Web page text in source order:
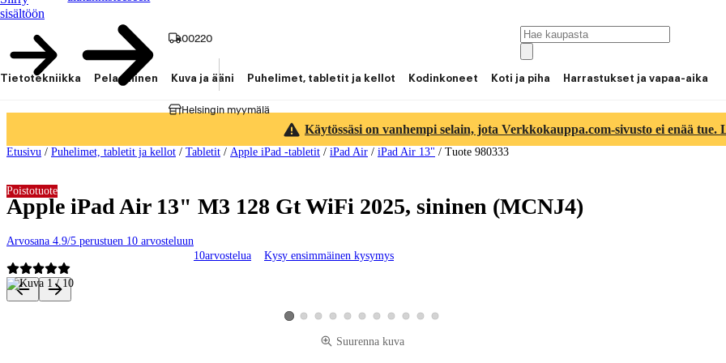
sisältöön
00220
Helsingin myymälä
Tietotekniikka Pelaaminen Kuva ja ääni Puhelimet, tabletit ja kellot Kodinkoneet Koti ja piha Harrastukset ja vapaa-aika
Käytössäsi on vanhempi selain, jota Verkkokauppa.com-sivusto ei enää tue.
Etusivu / Puhelimet, tabletit ja kellot / Tabletit / Apple iPad -tabletit / iPad Air / iPad Air 13" / Tuote 980333
Apple iPad Air 13" M3 128 Gt WiFi 2025, sininen (MCNJ4)
Arvosana 4.9/5 perustuen 10 arvosteluun
10arvostelua Kysy ensimmäinen kysymys
Poistotuote
Tuotteen kuvat ja videot
Katso tuotekuva 1
Katso tuotekuva 2
Katso tuotekuva 3
Katso tuotekuva 4
Katso tuotekuva 5
Katso tuotekuva 6
Katso tuotekuva 7
Katso tuotekuva 8
Katso tuotekuva 9
Katso tuotekuva 10
Katso tuotekuva 11
Suurenna kuva